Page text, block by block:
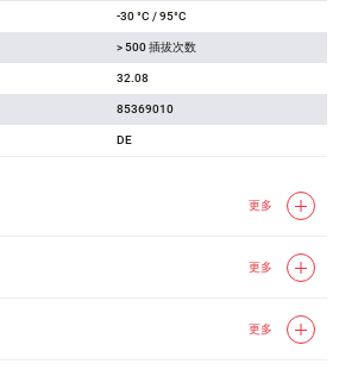
-30 °C / 95°C
> 500 插拔次数
32.08
85369010
DE
更多
更多
更多